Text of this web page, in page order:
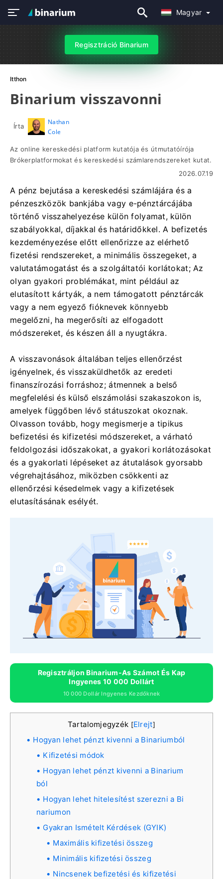
Magyar
Regisztráció Binarium
Itthon
Binarium visszavonni
Írta
Nathan
Cole
Az online kereskedési platform kutatója és útmutatóírója
Brókerplatformokat és kereskedési számlarendszereket kutat.
2026.07.19
A pénz bejutása a kereskedési számlájára és a
pénzeszközök bankjába vagy e-pénztárcájába
történő visszahelyezése külön folyamat, külön
szabályokkal, díjakkal és határidőkkel. A befizetés
kezdeményezése előtt ellenőrizze az elérhető
fizetési rendszereket, a minimális összegeket, a
valutatámogatást és a szolgáltatói korlátokat; Az
olyan gyakori problémákat, mint például az
elutasított kártyák, a nem támogatott pénztárcák
vagy a nem egyező fióknevek könnyebb
megelőzni, ha megerősíti az elfogadott
módszereket, és készen áll a nyugtákra.
A visszavonások általában teljes ellenőrzést
igényelnek, és visszaküldhetők az eredeti
finanszírozási forráshoz; átmennek a belső
megfelelési és külső elszámolási szakaszokon is,
amelyek függőben lévő státuszokat okoznak.
Olvasson tovább, hogy megismerje a tipikus
befizetési és kifizetési módszereket, a várható
feldolgozási időszakokat, a gyakori korlátozásokat
és a gyakorlati lépéseket az átutalások gyorsabb
végrehajtásához, miközben csökkenti az
ellenőrzési késedelmek vagy a kifizetések
elutasításának esélyét.
Regisztráljon Binarium-As Számot És Kap
Ingyenes 10 000 Dollárt
10 000 Dollár Ingyenes Kezdőknek
Tartalomjegyzék [Elrejt]
Hogyan lehet pénzt kivenni a Binariumból
Kifizetési módok
Hogyan lehet pénzt kivenni a Binarium
ból
Hogyan lehet hitelesítést szerezni a Bi
nariumon
Gyakran Ismételt Kérdések (GYIK)
Maximális kifizetési összeg
Minimális kifizetési összeg
Nincsenek befizetési és kifizetési